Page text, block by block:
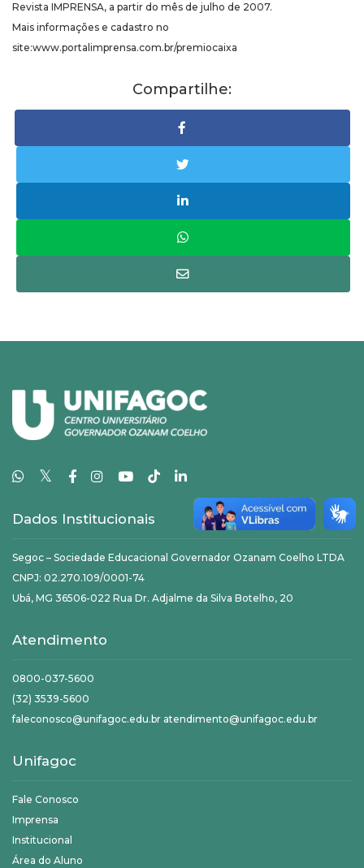
Revista IMPRENSA, a partir do mês de julho de 2007.
Mais informações e cadastro no
site:www.portalimprensa.com.br/premiocaixa
Compartilhe:
𝕏
Dados Institucionais
Segoc – Sociedade Educacional Governador Ozanam Coelho LTDA
CNPJ: 02.270.109/0001-74
Ubá, MG 36506-022 Rua Dr. Adjalme da Silva Botelho, 20
Atendimento
0800-037-5600
(32) 3539-5600
faleconosco@unifagoc.edu.br atendimento@unifagoc.edu.br
Unifagoc
Fale Conosco
Imprensa
Institucional
Área do Aluno